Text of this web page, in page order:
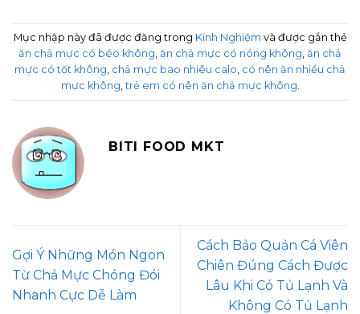
Mục nhập này đã được đăng trong Kinh Nghiệm và được gắn thẻ
ăn chả mực có béo không ăn chả mực có nóng không ăn chả
mực có tốt không chả mực bao nhiêu calo có nên ăn nhiều chả
mực không ,trẻ em có nên ăn chả mực không
BITI FOOD MKT
Gợi Ý Những Món Ngon
Từ Chả Mực Chóng Đói
Nhanh Cực Dễ Làm
Cách Bảo Quản Cá Viên
Chiên Đúng Cách Được
Lâu Khi Có Tủ Lạnh Và
Không Có Tủ Lạnh